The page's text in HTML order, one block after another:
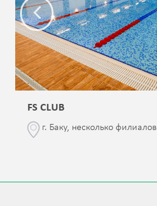
FS CLUB
г. Баку, несколько филиалов